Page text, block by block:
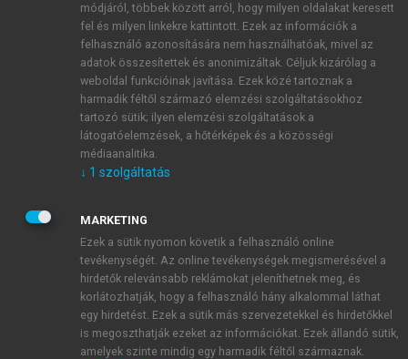
ÚJ FIÓK LÉTREHOZÁSA
1 óra díjmentes hozzáférés
E-MAIL-CÍM
JELSZÓ
JELSZÓ ÚJRA
Kérek értesítést a MeRSZ újdonságairól, akcióiról.
módjáról, többek között arról, hogy milyen oldalakat keresett
fel és milyen linkekre kattintott. Ezek az információk a
felhasználó azonosítására nem használhatóak, mivel az
adatok összesítettek és anonimizáltak. Céljuk kizárólag a
weboldal funkcióinak javítása. Ezek közé tartoznak a
harmadik féltől származó elemzési szolgáltatásokhoz
tartozó sütik; ilyen elemzési szolgáltatások a
látogatóelemzések, a hőtérképek és a közösségi
médiaanalitika.
↓ 1 szolgáltatás
MARKETING
Ezek a sütik nyomon követik a felhasználó online
tevékenységét. Az online tevékenységek megismerésével a
hirdetők relevánsabb reklámokat jeleníthetnek meg, és
korlátozhatják, hogy a felhasználó hány alkalommal láthat
egy hirdetést. Ezek a sütik más szervezetekkel és hirdetőkkel
is megoszthatják ezeket az információkat. Ezek állandó sütik,
amelyek szinte mindig egy harmadik féltől származnak.